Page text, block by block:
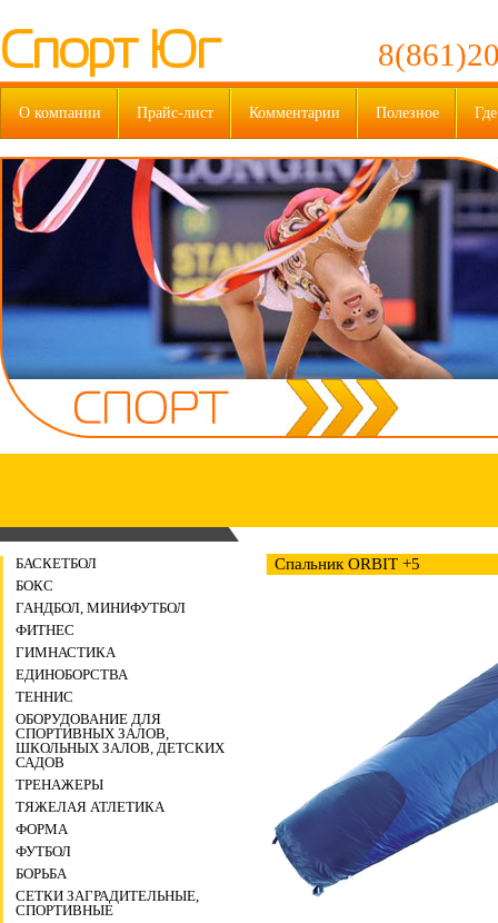
Спорт Юг
О компании Прайс-лист Комментарии Полезное
БАСКЕТБОЛ
БОКС
ГАНДБОЛ, МИНИФУТБОЛ
ФИТНЕС
ГИМНАСТИКА
ЕДИНОБОРСТВА
ТЕННИС
ОБОРУДОВАНИЕ ДЛЯ
СПОРТИВНЫХ ЗАЛОВ,
ШКОЛЬНЫХ ЗАЛОВ, ДЕТСКИХ
САДОВ
ТРЕНАЖЕРЫ
ТЯЖЕЛАЯ АТЛЕТИКА
ФОРМА
ФУТБОЛ
БОРЬБА
СЕТКИ ЗАГРАДИТЕЛЬНЫЕ,
СПОРТИВНЫЕ
Спальник ORBIT +5